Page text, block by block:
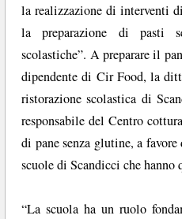
la realizzazione di interventi
la preparazione di pasti
scolastiche”. A preparare il
dipendente di Cir Food, la
ristorazione scolastica di
responsabile del Centro
di pane senza glutine, a
scuole di Scandicci che hanno
“La scuola ha un ruolo